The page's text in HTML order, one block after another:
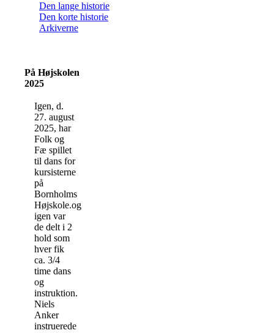
Den lange historie
Den korte historie
Arkiverne
På Højskolen
2025
Igen, d.
27. august
2025, har
Folk og
Fæ spillet
til dans for
kursisterne
på
Bornholms
Højskole.og
igen var
de delt i 2
hold som
hver fik
ca. 3/4
time dans
og
instruktion.
Niels
Anker
instruerede